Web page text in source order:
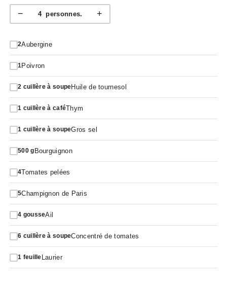
− 4personnes. +
2Aubergine
1Poivron
2 cuillère à soupeHuile de tournesol
1 cuillère à caféThym
1 cuillère à soupeGros sel
500 gBourguignon
4Tomates pelées
5Champignon de Paris
4 gousseAil
6 cuillère à soupeConcentré de tomates
1 feuilleLaurier